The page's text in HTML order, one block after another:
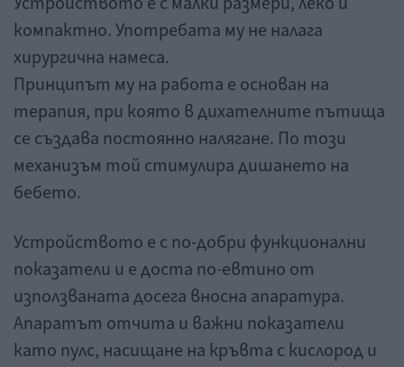
компактно. Употребата му не налага
хирургична намеса.
Принципът му на работа е основан на
терапия, при която в дихателните пътища
се създава постоянно налягане. По този
механизъм той стимулира дишането на
бебето.
Устройството е с по-добри функционални
показатели и е доста по-евтино от
използваната досега вносна апаратура.
Апаратът отчита и важни показатели
като пулс, насищане на кръвта с кислород и